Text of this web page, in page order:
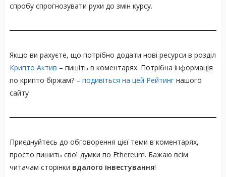
спробу спрогнозувати рухи до змін курсу.
Якщо ви рахуєте, що потрібно додати нові ресурси в розділ
Крипто Актив – пишіть в коментарях. Потрібна інформація
по крипто біржам? – подивіться на цей Рейтингнашого
сайту
Приєднуйтесь до обговорення цієї теми в коментарях,
просто пишить свої думки по Ethereum. Бажаю всім
читачам сторінки вдалого інвестування!